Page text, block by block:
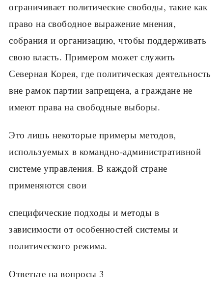
ограничивает политические свободы, такие как
право на свободное выражение мнения,
собрания и организацию, чтобы поддерживать
свою власть. Примером может служить
Северная Корея, где политическая деятельность
вне рамок партии запрещена, а граждане не
имеют права на свободные выборы.
Это лишь некоторые примеры методов,
используемых в командно-административной
системе управления. В каждой стране
применяются свои
специфические подходы и методы в
зависимости от особенностей системы и
политического режима.
Ответьте на вопросы 3